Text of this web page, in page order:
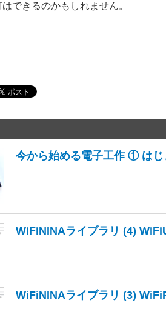
できるのかもしれません。
今から始める電子工作 ① はじ
WiFiNINAライブラリ (4)
WiFiNINAライブラリ (3)